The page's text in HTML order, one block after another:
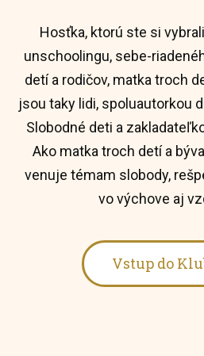
Hosťka, ktorú ste si
unschoolingu, sebe-
detí a rodičov, matka troch
jsou taky lidi, spoluautorkou
Slobodné deti a
Ako matka troch detí a
venuje témam slobody,
vo výchove aj
Vstup do